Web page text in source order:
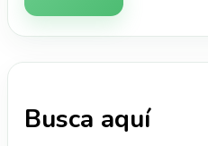
Busca aquí